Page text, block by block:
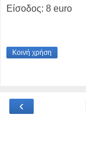
Είσοδος: 8 euro
Κοινή χρήση
‹